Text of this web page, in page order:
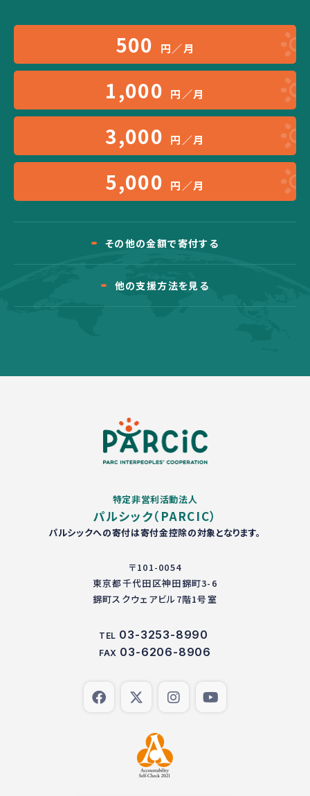
500 円／月
1,000 円／月
3,000 円／月
5,000 円／月
その他の金額で寄付する
他の支援方法を見る
特定非営利活動法人
パルシック（PARCIC）
パルシックへの寄付は寄付金控除の対象となります。
〒101-0054
東京都千代田区神田錦町3-6
錦町スクウェアビル7階1号室
TEL 03-3253-8990
FAX 03-6206-8906